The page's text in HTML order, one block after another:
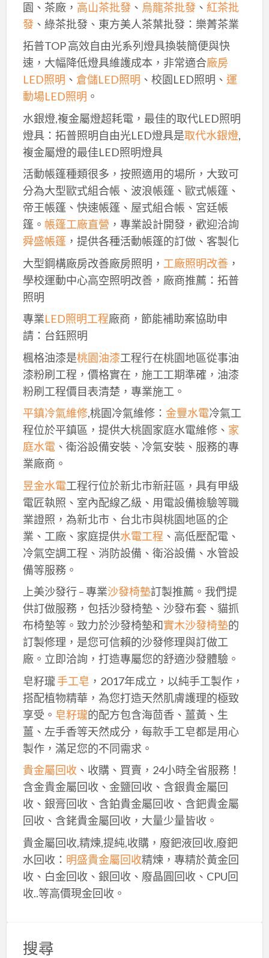
園、茶廠， 高山茶批發、 烏龍茶批發、 紅茶批
發、綠茶批發、東方美人茶葉批發：樂菁茶業
拓普TOP 高效自由光系列燈具換裝簡便與快
速，大幅降低燈具維護成本，非常適合廠房
LED照明 、 倉儲LED照明 、校園LED照明、 運
動場LED照明 。
水銀燈,複金屬燈超耗電，最佳的取代LED照明
燈具：拓普照明自由光LED燈具是取代水銀燈,
複金屬燈的最佳LED照明燈具
活動帳篷種類很多，按照適用的場所，大致可
分為大型歐式組合帳、波浪帳篷、歐式帳篷、
帝王帳篷、快速帳篷、屋式組合帳、宮廷帳
篷。 帳篷工廠直營 ，專業設計開發，歡迎洽詢
舜盛帳篷，提供各種活動帳篷的訂做、客製化
大型鋼構廠房改善廠房照明， 工廠照明改善，
學校運動中心高空照明改善，廠商推薦：拓普
照明
專業LED照明工程廠商，節能補助案協助申
請：台鈺照明
楓格油漆是桃園油漆工程行在桃園地區從事油
漆粉刷工程，價格實在，施工工期準確，油漆
粉刷工程價目表清楚，專業施工。
平鎮冷氣維修,桃園冷氣維修： 金豐水電冷氣工
程位於平鎮區，提供大桃園家庭水電維修、 家
庭水電、衛浴設備安裝、冷氣安裝、服務的專
業廠商。
昱金水電工程行位於新北市新莊區，具有甲級
電匠執照、室內配線乙級、用電設備檢驗等職
業證照，為新北市、台北市與桃園地區的企
業、工廠、家庭提供水電工程 、高低壓配電、
冷氣空調工程、消防設備、衛浴設備、水管設
備等服務。
上美沙發行 – 專業沙發椅墊訂製推薦。我們提
供訂做服務，包括沙發椅墊、沙發布套、貓抓
布椅墊等。致力於沙發椅墊和實木沙發椅墊的
訂製修理，是您可信賴的沙發修理與訂做工
廠。立即洽詢，打造專屬您的舒適沙發體驗。
皂籽瓏手工皂 ，2017年成立，以純手工製作，
搭配植物精華，為您打造天然肌膚護理的極致
享受。 皂籽瓏的配方包含海茴香、薑黃、生
薑、左手香等天然成分，每款手工皂都是用心
製作，滿足您的不同需求。
貴金屬回收、收購、買賣，24小時全省服務！
含金貴金屬回收、金鹽回收、含銀貴金屬回
收、銀膏回收、含鉑貴金屬回收、含鈀貴金屬
回收、含銠貴金屬回收，大量少量皆收。
貴金屬回收,精煉,提純,收購，廢鈀液回收,廢鈀
水回收： 明盛貴金屬回收精煉，專精於黃金回
收、白金回收、銀回收、廢晶圓回收、CPU回
收..等高價現金回收。
搜尋